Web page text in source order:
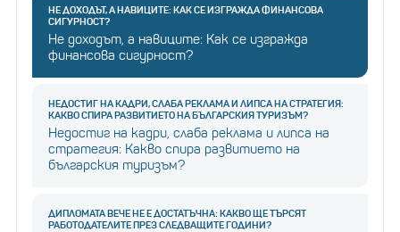
НЕ ДОХОДЪТ, А НАВИЦИТЕ: КАК СЕ ИЗГРАЖДА ФИНАНСОВА
СИГУРНОСТ?
Не доходът, а навиците: Как се изгражда
финансова сигурност?
НЕДОСТИГ НА КАДРИ, СЛАБА РЕКЛАМА И ЛИПСА НА СТРАТЕГИЯ:
КАКВО СПИРА РАЗВИТИЕТО НА БЪЛГАРСКИЯ ТУРИЗЪМ?
Недостиг на кадри, слаба реклама и липса на
стратегия: Какво спира развитието на
българския туризъм?
ДИПЛОМАТА ВЕЧЕ НЕ Е ДОСТАТЪЧНА: КАКВО ЩЕ ТЪРСЯТ
РАБОТОДАТЕЛИТЕ ПРЕЗ СЛЕДВАЩИТЕ ГОДИНИ?